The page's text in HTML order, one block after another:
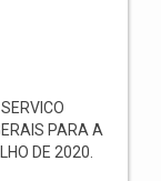
PARA A
DE 2020.